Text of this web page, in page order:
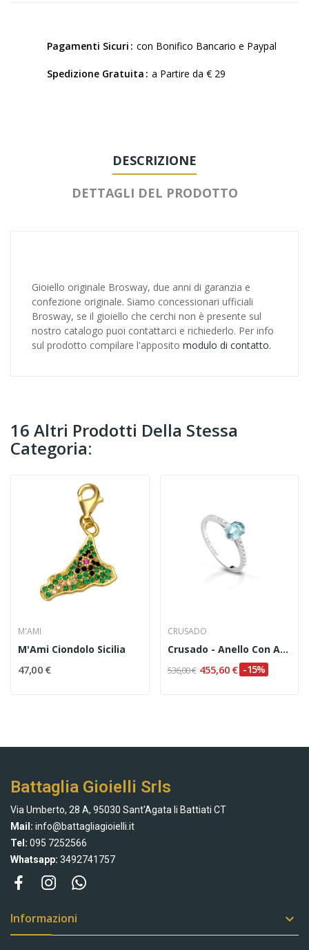
Pagamenti Sicuri con Bonifico Bancario e Paypal
Spedizione Gratuita a Partire da € 29
DESCRIZIONE
DETTAGLI DEL PRODOTTO
Gioiello originale Brosway, due anni di garanzia e
confezione originale. Siamo concessionari ufficiali
Brosway, se il gioiello che cerchi non è presente sul
nostro catalogo puoi contattarci e richiederlo. Per info
sul prodotto compilare l'apposito modulo di contatto.
16 Altri Prodotti Della Stessa
Categoria:
M'AMI
M'Ami Ciondolo Sicilia
47,00 €
CRUSADO
Crusado - Anello Con Acquamarina E Diamanti
536,00 € 455,60 € -15%
Battaglia Gioielli Srls
Via Umberto, 28 A, 95030 Sant'Agata li Battiati CT
Mail: info@battagliagioielli.it
Tel: 095 7252566
Whatsapp: 3492741757
Informazioni 